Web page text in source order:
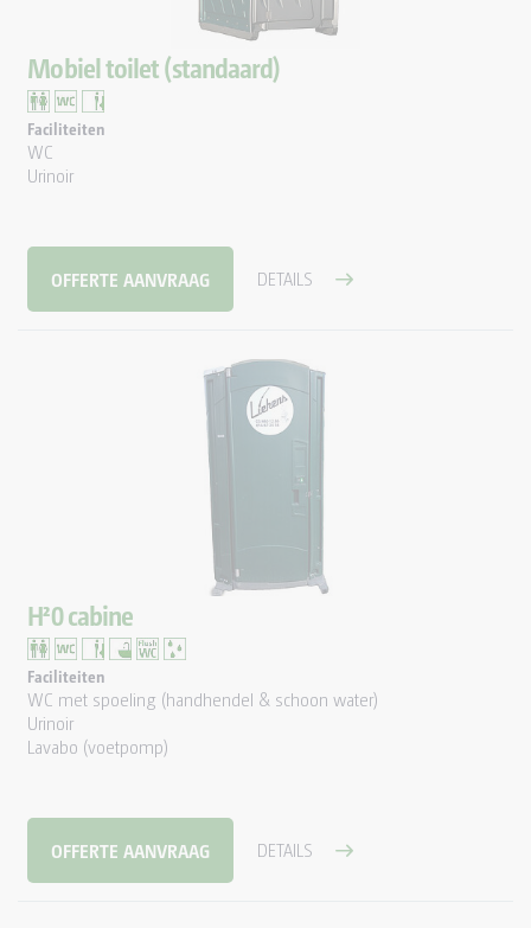
DOUCHECONTAINER KLEIN
DOUCHECONTAINER MIDDEL
DOUCHECONTAINER GROOT
TOILETWAGEN DUO
MOBIELE BADKAMER
Mobiel toilet (standaard)
Faciliteiten
WC
Urinoir
OFFERTE AANVRAAG DETAILS
H²0 cabine
Faciliteiten
WC met spoeling (handhendel & schoon water)
Urinoir
Lavabo (voetpomp)
OFFERTE AANVRAAG DETAILS